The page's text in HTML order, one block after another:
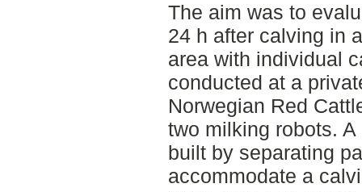
The aim was to
24 h after calving in
area with individual
conducted at a
Norwegian Red
two milking robots.
built by separating
accommodate a